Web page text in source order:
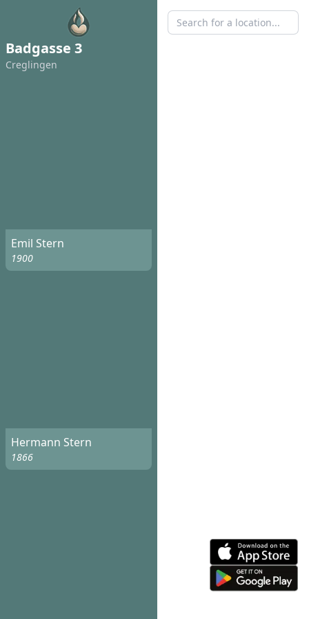
Badgasse 3
Creglingen
Emil Stern
1900
Hermann Stern
1866